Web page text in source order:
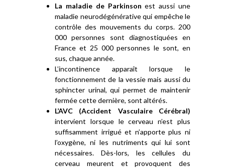
La maladie de Parkinson est aussi une
maladie neurodégénérative qui empêche le
contrôle des mouvements du corps. 200
000 personnes sont diagnostiquées en
France et 25 000 personnes le sont, en
sus, chaque année.
L’incontinence apparaît lorsque le
fonctionnement de la vessie mais aussi du
sphincter urinal, qui permet de maintenir
fermée cette dernière, sont altérés.
L’AVC (Accident Vasculaire Cérébral)
intervient lorsque le cerveau n’est plus
suffisamment irrigué et n’apporte plus ni
l’oxygène, ni les nutriments qui lui sont
nécessaires. Dès-lors, les cellules du
cerveau meurent et provoquent des